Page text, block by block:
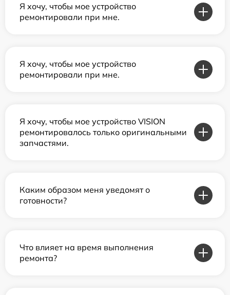
Я хочу, чтобы мое устройство
ремонтировали при мне.
Я хочу, чтобы мое устройство
ремонтировали при мне.
Я хочу, чтобы мое устройство VISION
ремонтировалось только оригинальными
запчастями.
Каким образом меня уведомят о
готовности?
Что влияет на время выполнения
ремонта?